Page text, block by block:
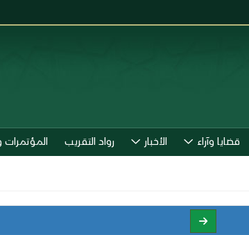
قضايا وآراء الأخبار رواد التقريب المؤتمرات